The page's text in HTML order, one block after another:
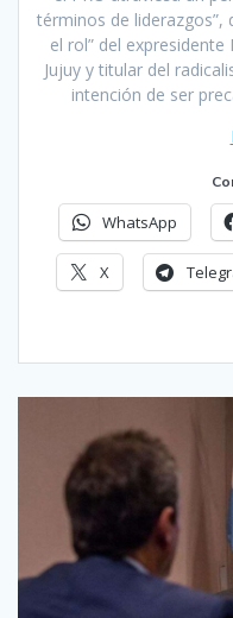
términos de liderazgos”,
el rol” del
Jujuy y titular del
intención de ser
WhatsApp
X